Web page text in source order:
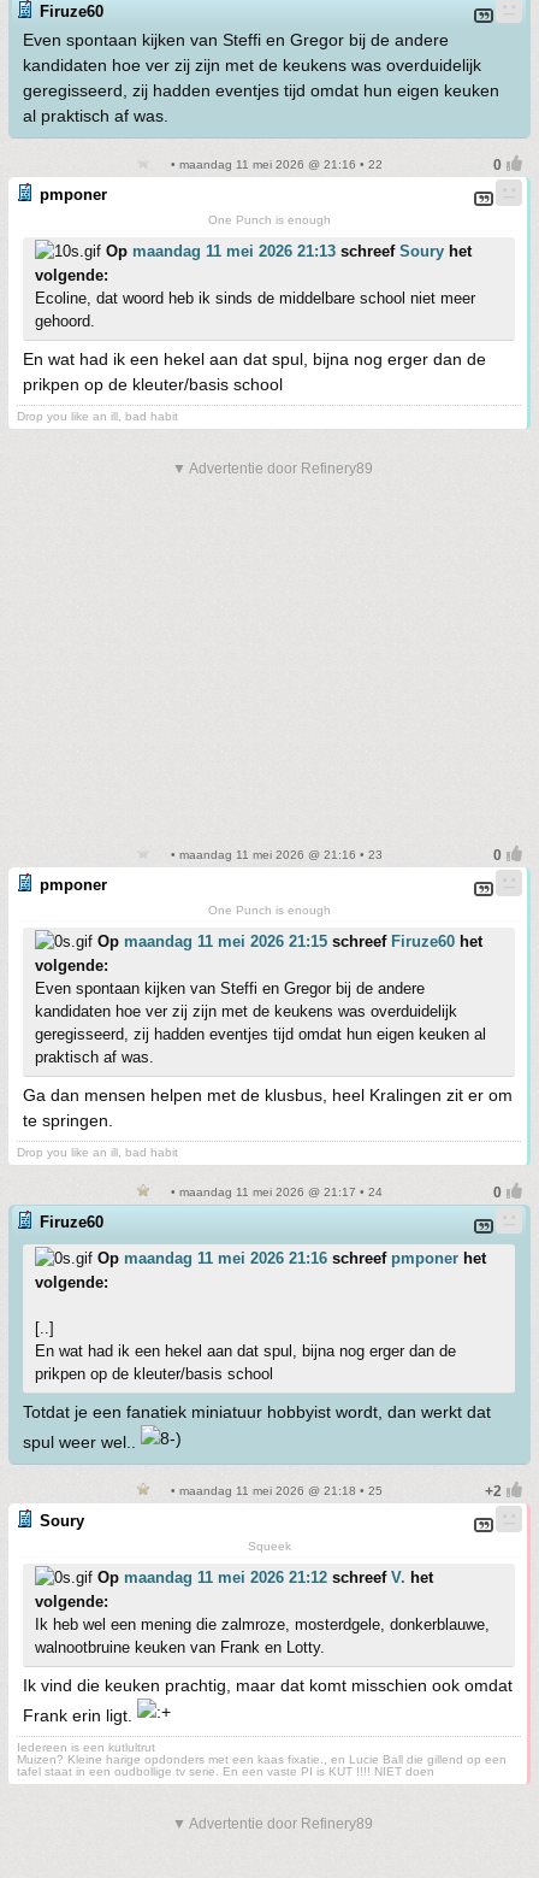
Firuze60
Even spontaan kijken van Steffi en Gregor bij de andere
kandidaten hoe ver zij zijn met de keukens was overduidelijk
geregisseerd, zij hadden eventjes tijd omdat hun eigen keuken
al praktisch af was.
• maandag 11 mei 2026 @ 21:16 • 22
pmponer
One Punch is enough
Op maandag 11 mei 2026 21:13 schreef Soury het
volgende:
Ecoline, dat woord heb ik sinds de middelbare school niet meer
gehoord.
En wat had ik een hekel aan dat spul, bijna nog erger dan de
prikpen op de kleuter/basis school
Drop you like an ill, bad habit
▼ Advertentie door Refinery89
• maandag 11 mei 2026 @ 21:16 • 23
pmponer
One Punch is enough
Op maandag 11 mei 2026 21:15 schreef Firuze60 het
volgende:
Even spontaan kijken van Steffi en Gregor bij de andere
kandidaten hoe ver zij zijn met de keukens was overduidelijk
geregisseerd, zij hadden eventjes tijd omdat hun eigen keuken al
praktisch af was.
Ga dan mensen helpen met de klusbus, heel Kralingen zit er om
te springen.
Drop you like an ill, bad habit
• maandag 11 mei 2026 @ 21:17 • 24
Firuze60
Op maandag 11 mei 2026 21:16 schreef pmponer het
volgende:
[..]
En wat had ik een hekel aan dat spul, bijna nog erger dan de
prikpen op de kleuter/basis school
Totdat je een fanatiek miniatuur hobbyist wordt, dan werkt dat
spul weer wel..
• maandag 11 mei 2026 @ 21:18 • 25
Soury
Squeek
Op maandag 11 mei 2026 21:12 schreef V. het
volgende:
Ik heb wel een mening die zalmroze, mosterdgele, donkerblauwe,
walnootbruine keuken van Frank en Lotty.
Ik vind die keuken prachtig, maar dat komt misschien ook omdat
Frank erin ligt.
Iedereen is een kutlultrut
Muizen? Kleine harige opdonders met een kaas fixatie., en Lucie Ball die gillend op een
tafel staat in een oudbollige tv serie. En een vaste PI is KUT !!!! NIET doen
▼ Advertentie door Refinery89